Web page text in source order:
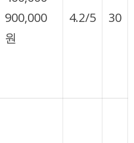
900,000
원
4.2/5 30